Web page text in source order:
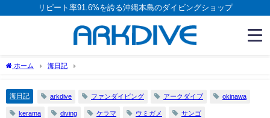
リピート率91.6%を誇る沖縄本島のダイビングショップ
ホーム 海日記
海日記 arkdive ファンダイビング アークダイブ okinawa
kerama diving ケラマ ウミガメ サンゴ